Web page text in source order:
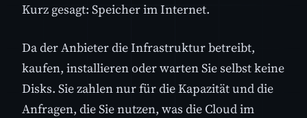
Kurz gesagt: Speicher im Internet.
Da der Anbieter die Infrastruktur betreibt,
kaufen, installieren oder warten Sie selbst keine
Disks. Sie zahlen nur für die Kapazität und die
Anfragen, die Sie nutzen, was die Cloud im